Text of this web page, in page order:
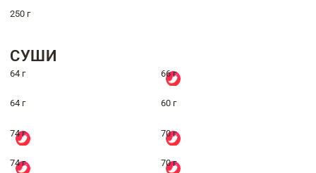
250 г
СУШИ
64 г 66 г
64 г 60 г
74 г 70 г
74 г 70 г